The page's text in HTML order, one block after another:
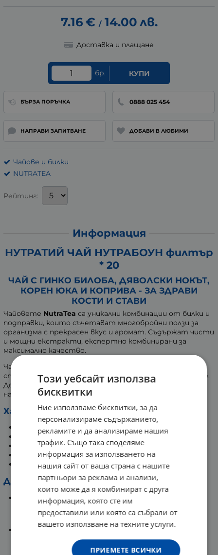
7.16 € / 14.00 лв.
Доставка и плащане
бр. КУПИ
БЪРЗА ПОРЪЧКА 0888 025 454
НАПРАВИ ЗАПИТВАНЕ ДОБАВИ В ЛЮБИМИ
Чайове и билки
NUTRATEA
Рейтинг:
Информация
НУТРАТИЙ ЧАЙ НУТРАБОУН филтър
* 20
ЧАЙ С ГИНКО БИЛОБА, ДЯВОЛСКИ НОКЪТ,
КОРЕН ЮКА И КОПРИВА - ЗА ЗДРАВИ
КОСТИ И СТАВИ
Чайовете NutraTea са уникални комбинации от билки и
подправки, които съчетават многобройни ползи за
организма с прекрасен вкус и аромат. Съдържат чисти
и мощни екстракти, експертно комбинирани за
максимално качество.
Чаят
ставите и подкрепя цялостното здраве на костите.
Допринася за облекчаването на дискомфорта и
намаляването на подуването и болката.
Характеристики:
Без млечни продукти.
Без глутен и пшеница.
Без сол и захар.
Без изкуствени оцветители.
Действия на активните съставки:
Зелен чай
Подпомага поддържането на здрави кости.
Куркума
Може да помогне при възпалителни реакции.
Този уебсайт използва
бисквитки
Ние използваме бисквитки, за да
персонализираме съдържанието,
рекламите и да анализираме нашия
трафик. Също така споделяме
информация за използването на
нашия сайт от ваша страна с нашите
партньори за реклама и анализи,
които може да я комбинират с друга
информация, която сте им
предоставили или която са събрали от
вашето използване на техните услуги.
ПРИЕМЕТЕ ВСИЧКИ